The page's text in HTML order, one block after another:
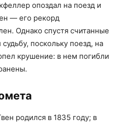
опоздал на поезд и
— его рекорд
Однако спустя считанные
поскольку поезд, на
крушение: в нем погибли
родился в 1835 году; в